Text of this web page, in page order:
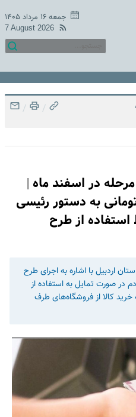
جمعه ۱۶ مرداد ۱۴۰۵
7 August 2026
/
/
مرحله در اسفند ماه |
نقدی ۱/۵۶۰/۰۰۰ تومانی به دستور رئیسی
از طرح
اردبیل با اشاره به اجرای طرح
در صورت تمایل به استفاده از
کالا از فروشگاه‌های طرف